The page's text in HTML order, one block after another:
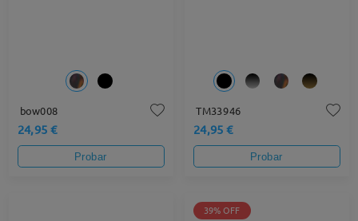
bow008
24,95 €
Probar
TM33946
24,95 €
Probar
39% OFF